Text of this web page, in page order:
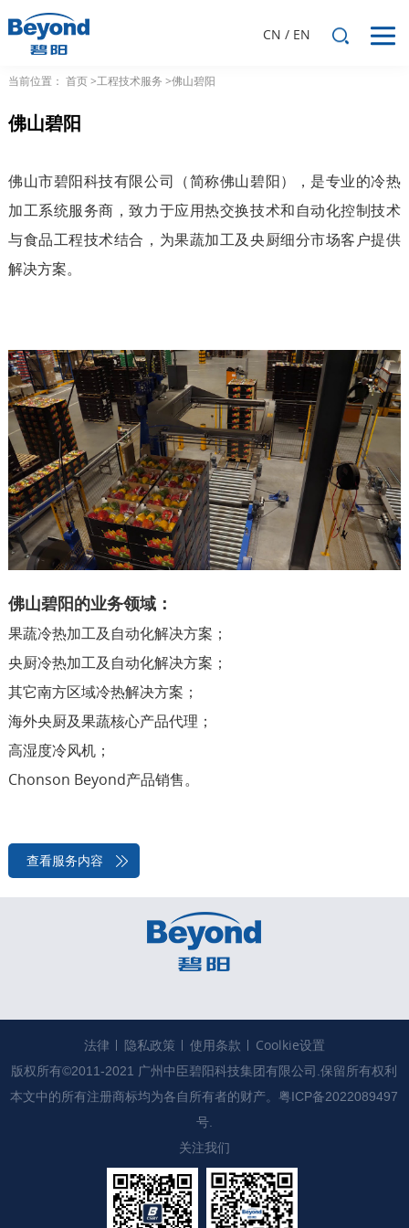
CN / EN
当前位置： 首页>工程技术服务 >佛山碧阳
佛山碧阳
佛山市碧阳科技有限公司（简称佛山碧阳），是专业的冷热
加工系统服务商，致力于应用热交换技术和自动化控制技术
与食品工程技术结合，为果蔬加工及央厨细分市场客户提供
解决方案。
佛山碧阳的业务领域：
果蔬冷热加工及自动化解决方案；
央厨冷热加工及自动化解决方案；
其它南方区域冷热解决方案；
海外央厨及果蔬核心产品代理；
高湿度冷风机；
Chonson Beyond产品销售。
查看服务内容
法律 隐私政策 使用条款 Coolkie设置
版权所有©2011-2021 广州中臣碧阳科技集团有限公司.保留所有权利
本文中的所有注册商标均为各自所有者的财产。 粤ICP备2022089497
号.
关注我们